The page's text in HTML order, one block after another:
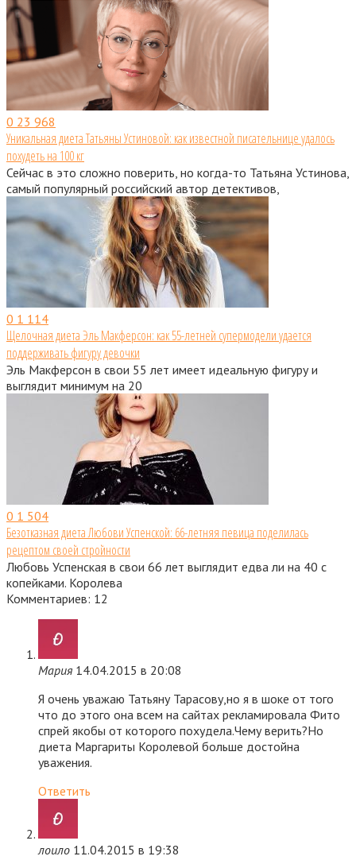
0 23 968
Уникальная диета Татьяны Устиновой: как известной писательнице удалось
похудеть на 100 кг
Сейчас в это сложно поверить, но когда-то Татьяна Устинова,
самый популярный российский автор детективов,
0 1 114
Щелочная диета Эль Макферсон: как 55-летней супермодели удается
поддерживать фигуру девочки
Эль Макферсон в свои 55 лет имеет идеальную фигуру и
выглядит минимум на 20
0 1 504
Безотказная диета Любови Успенской: 66-летняя певица поделилась
рецептом своей стройности
Любовь Успенская в свои 66 лет выглядит едва ли на 40 с
копейками. Королева
Комментариев: 12
Мария 14.04.2015 в 20:08
Я очень уважаю Татьяну Тарасову,но я в шоке от того
что до этого она всем на сайтах рекламировала Фито
спрей якобы от которого похудела.Чему верить?Но
диета Маргариты Королевой больше достойна
уважения.
Ответить
лоило 11.04.2015 в 19:38